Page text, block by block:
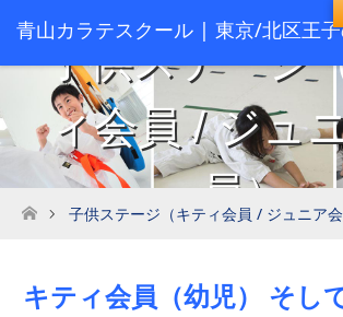
青山カラテスクール | 東京/北区王
スクール
子供ステージ
ィ会員 / ジュ
員）
ホーム
子供ステージ（キティ会員 / ジュニア会
キティ会員（幼児） そし